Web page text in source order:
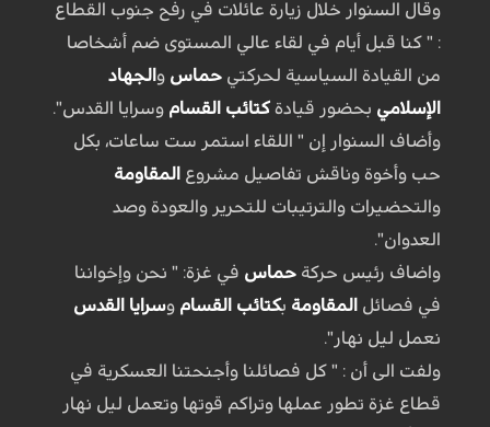
وقال السنوار خلال زيارة عائلات في رفح جنوب القطاع
: " كنا قبل أيام في لقاء عالي المستوى ضم أشخاصا
من القيادة السياسية لحركتي حماس و الجهاد
الإسلامي بحضور قيادة كتائب القسام وسرايا القدس".
وأضاف السنوار إن " اللقاء استمر ست ساعات، بكل
حب وأخوة وناقش تفاصيل مشروع المقاومة
والتحضيرات والترتيبات للتحرير والعودة وصد
العدوان".
واضاف رئيس حركة حماس في غزة: " نحن وإخواننا
في فصائل المقاومة بكتائب القسام وسرايا القدس
نعمل ليل نهار".
ولفت الى أن : " كل فصائلنا وأجنحتنا العسكرية في
قطاع غزة تطور عملها وتراكم قوتها وتعمل ليل نهار